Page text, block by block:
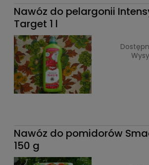
Nawóz do pelargonii
Target 1 l
Nawóz do pomidorów
150 g